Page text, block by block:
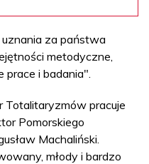
za państwa
metodyczne,
i badania".
Totalitaryzmów pracuje
Pomorskiego
Machaliński.
młody i bardzo